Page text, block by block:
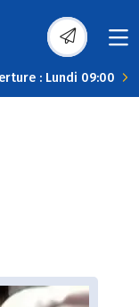
: Lundi 09:00